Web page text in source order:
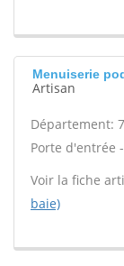
Menuiserie
Artisan
Département:
Porte d'entrée -
Voir la fiche
baie)